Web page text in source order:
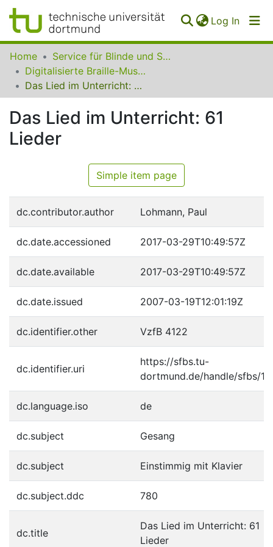
Log In
Communities
Collections
FAQ
Home
Service für Blinde und Sehbehinderte der UB Dortmund
Digitalisierte Braille-Musik-Matrizen des VzfB
Das Lied im Unterricht: 61 Lieder
Das Lied im Unterricht: 61
Lieder
Simple item page
dc.contributor.author Lohmann, Paul
dc.date.accessioned 2017-03-29T10:49:57Z
dc.date.available 2017-03-29T10:49:57Z
dc.date.issued 2007-03-19T12:01:19Z
dc.identifier.other VzfB 4122
dc.identifier.uri
https://sfbs.tu-
dortmund.de/handle/sfbs/
dc.language.iso de
dc.subject Gesang
dc.subject Einstimmig mit Klavier
dc.subject.ddc 780
dc.title
Das Lied im Unterricht: 61
Lieder